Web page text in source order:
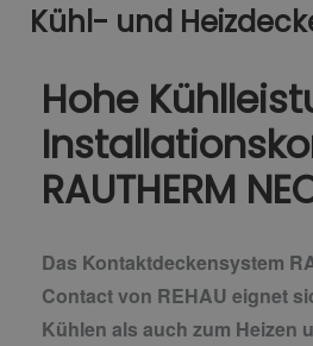
Kühl- und
Hohe
RAUTHERM
Das Kontaktdeckensystem
Contact von REHAU eignet
Kühlen als auch zum Heizen